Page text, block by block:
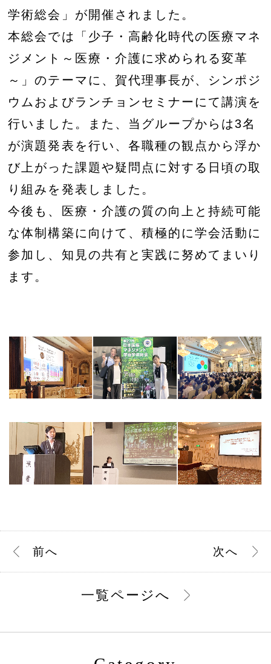
学術総会」が開催されました。
本総会では「少子・高齢化時代の医療マネ
ジメント～医療・介護に求められる変革
～」のテーマに、賀代理事長が、シンポジ
ウムおよびランチョンセミナーにて講演を
行いました。また、当グループからは3名
が演題発表を行い、各職種の観点から浮か
び上がった課題や疑問点に対する日頃の取
り組みを発表しました。
今後も、医療・介護の質の向上と持続可能
な体制構築に向けて、積極的に学会活動に
参加し、知見の共有と実践に努めてまいり
ます。
前へ 次へ
一覧ページへ